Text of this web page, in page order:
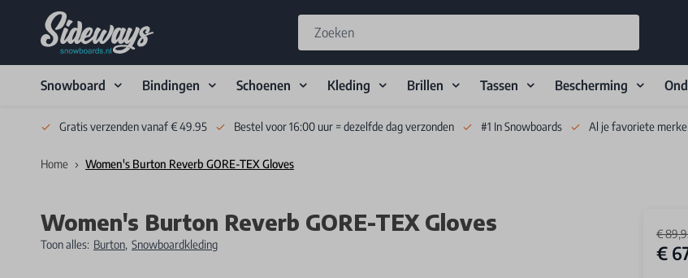
Snowboard Bindingen Schoenen Kleding Brillen Tassen Bescherming
Gratis verzenden vanaf € 49.95 Bestel voor 16:00 uur = dezelfde dag verzonden #1 In Snowboards Al je favoriete
Home Women's Burton Reverb GORE-TEX Gloves
Women's Burton Reverb GORE-TEX Gloves
Toon alles: Burton, Snowboardkleding
€
€